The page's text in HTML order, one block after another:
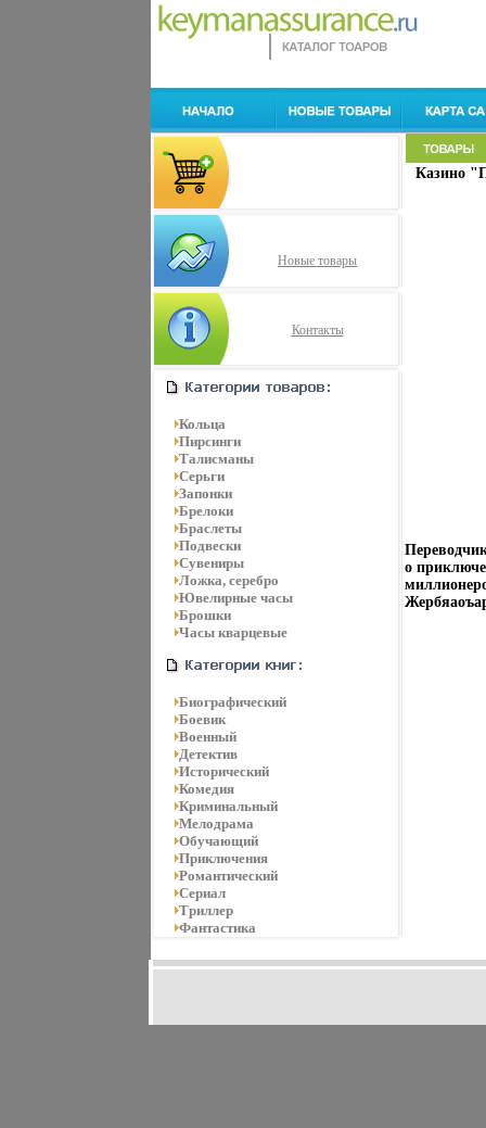
Новые товары
Контакты
Кольца
Пирсинги
Талисманы
Серьги
Запонки
Брелоки
Браслеты
Подвески
Сувениры
Ложка, серебро
Ювелирные часы
Брошки
Часы кварцевые
Биографический
Боевик
Военный
Детектив
Исторический
Комедия
Криминальный
Мелодрама
Обучающий
Приключения
Романтический
Сериал
Триллер
Фантастика
Казино
о